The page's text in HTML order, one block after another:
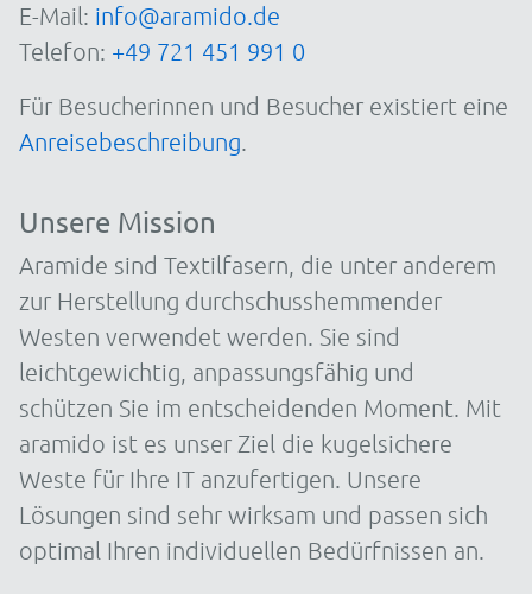
E-Mail: info@aramido.de
Telefon: +49 721 451 991 0
Für Besucherinnen und Besucher existiert eine
Anreisebeschreibung.
Unsere Mission
Aramide sind Textilfasern, die unter anderem
zur Herstellung durchschusshemmender
Westen verwendet werden. Sie sind
leichtgewichtig, anpassungsfähig und
schützen Sie im entscheidenden Moment. Mit
aramido ist es unser Ziel die kugelsichere
Weste für Ihre IT anzufertigen. Unsere
Lösungen sind sehr wirksam und passen sich
optimal Ihren individuellen Bedürfnissen an.